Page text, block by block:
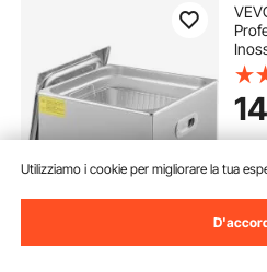
Utilizziamo i cookie per migliorare la tua